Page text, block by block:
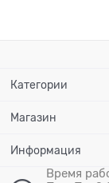
Категории
Магазин
Информация
Время